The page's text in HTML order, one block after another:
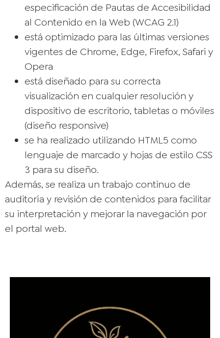
especificación de Pautas de Accesibilidad
al Contenido en la Web (WCAG 2.1)
está optimizado para las últimas versiones
vigentes de Chrome, Edge, Firefox, Safari y
Opera
está diseñado para su correcta
visualización en cualquier resolución y
dispositivo de escritorio, tabletas o móviles
(diseño responsive)
se ha realizado utilizando HTML5 como
lenguaje de marcado y hojas de estilo CSS
3 para su diseño.
Además, se realiza un trabajo continuo de
auditoría y revisión de contenidos para facilitar
su interpretación y mejorar la navegación por
el portal web.